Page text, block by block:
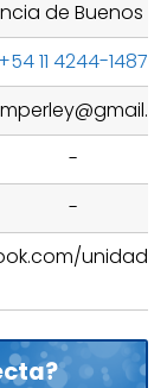
de Buenos
+54 11 4244-1487
-
-